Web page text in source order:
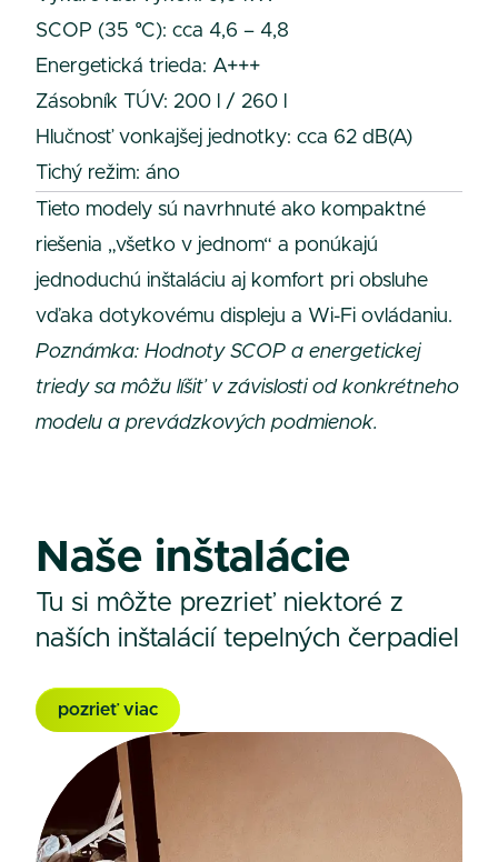
SCOP (35 °C): cca 4,6 – 4,8
Energetická trieda: A+++
Zásobník TÚV: 200 l / 260 l
Hlučnosť vonkajšej jednotky: cca 62 dB(A)
Tichý režim: áno
Tieto modely sú navrhnuté ako kompaktné
riešenia „všetko v jednom“ a ponúkajú
jednoduchú inštaláciu aj komfort pri obsluhe
vďaka dotykovému displeju a Wi-Fi ovládaniu.
Poznámka: Hodnoty SCOP a energetickej
triedy sa môžu líšiť v závislosti od konkrétneho
modelu a prevádzkových podmienok.
Naše inštalácie
Tu si môžte prezrieť niektoré z
naších inštalácií tepelných čerpadiel
pozrieť viac